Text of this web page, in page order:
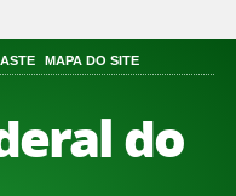
MAPA DO SITE
do